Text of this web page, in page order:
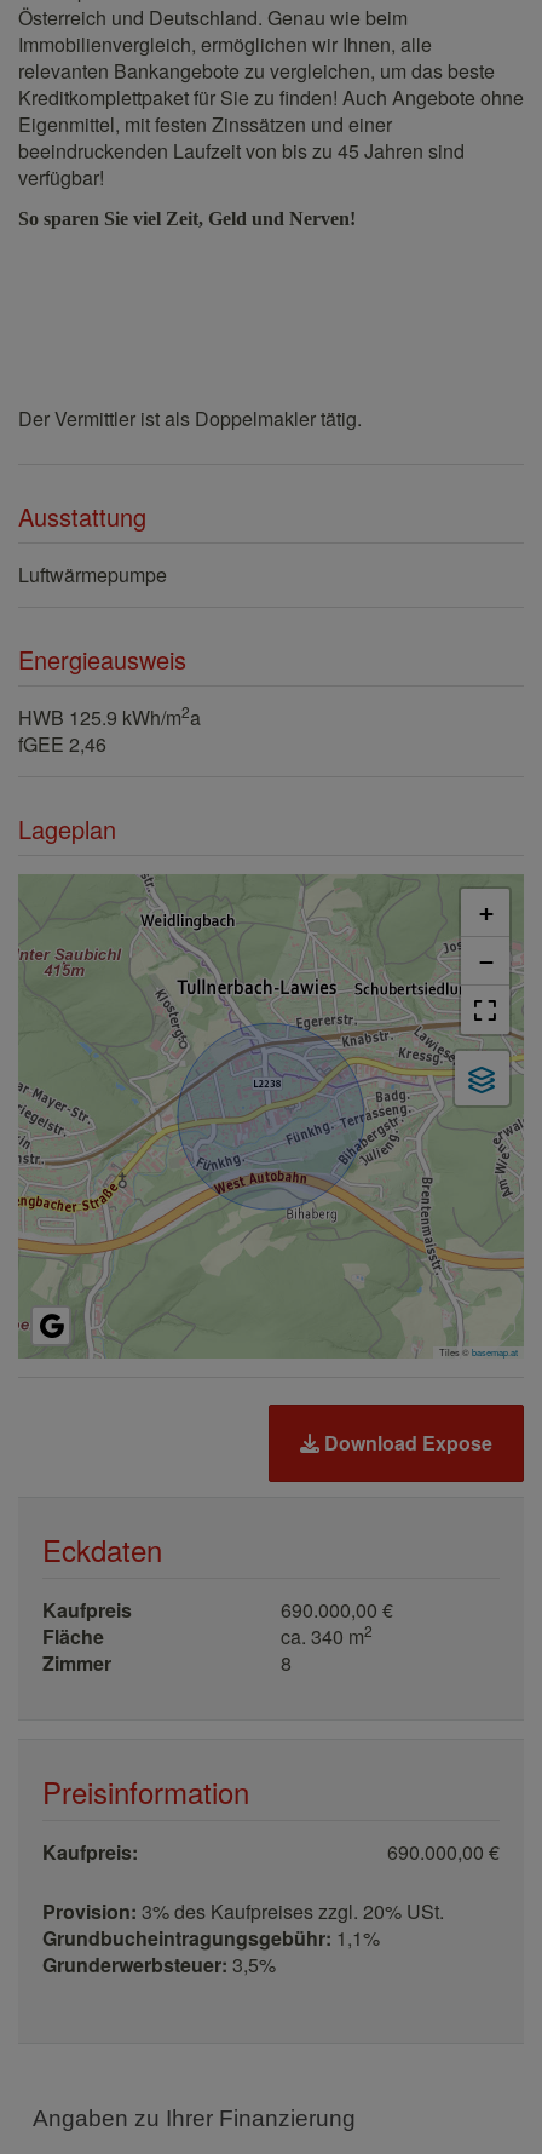
Österreich und Deutschland. Genau wie beim
Immobilienvergleich, ermöglichen wir Ihnen, alle
relevanten Bankangebote zu vergleichen, um das beste
Kreditkomplettpaket für Sie zu finden! Auch Angebote ohne
Eigenmittel, mit festen Zinssätzen und einer
beeindruckenden Laufzeit von bis zu 45 Jahren sind
verfügbar!
So sparen Sie viel Zeit, Geld und Nerven!
Der Vermittler ist als Doppelmakler tätig.
Ausstattung
Luftwärmepumpe
Energieausweis
HWB 125.9 kWh/m2a
fGEE 2,46
Lageplan
+
−
Tiles ©basemap.at
Download Expose
Eckdaten
Kaufpreis
690.000,00 €
Fläche
ca. 340 m2
Zimmer 8
Preisinformation
Kaufpreis: 690.000,00 €
Provision: 3% des Kaufpreises zzgl. 20% USt.
Grundbucheintragungsgebühr: 1,1%
Grunderwerbsteuer: 3,5%